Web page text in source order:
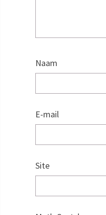
Naam
E-mail
Site